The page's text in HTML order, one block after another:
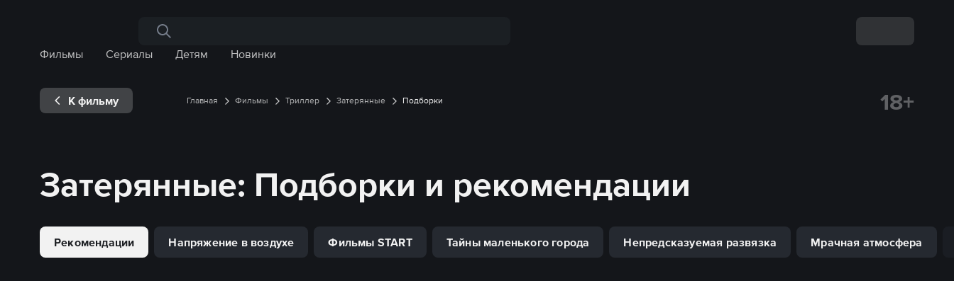
Поиск по сайту
Фильмы
Сериалы Детям Новинки
К фильму Главная Фильмы Триллер Затерянные Подборки 18+
Затерянные: Подборки и рекомендации
Рекомендации Напряжение в воздухе Фильмы START Тайны маленького города Непредсказуемая развязка Мрачная атмосфера